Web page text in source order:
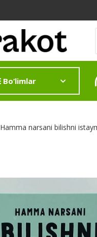
Bo‘limlar
Hamma narsani bilishni